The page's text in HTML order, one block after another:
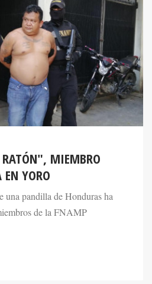
MIEMBRO
YORO
una pandilla de Honduras ha
de la FNAMP